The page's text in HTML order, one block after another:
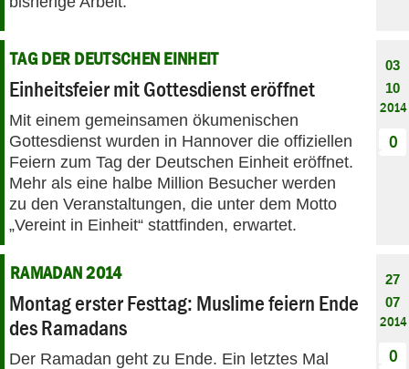
TAG DER DEUTSCHEN EINHEIT
Einheitsfeier mit Gottesdienst eröffnet
Mit einem gemeinsamen ökumenischen
Gottesdienst wurden in Hannover die offiziellen
Feiern zum Tag der Deutschen Einheit eröffnet.
Mehr als eine halbe Million Besucher werden
zu den Veranstaltungen, die unter dem Motto
„Vereint in Einheit“ stattfinden, erwartet.
03
10
2014
0
RAMADAN 2014
Montag erster Festtag: Muslime feiern Ende
des Ramadans
Der Ramadan geht zu Ende. Ein letztes Mal
27
07
2014
0